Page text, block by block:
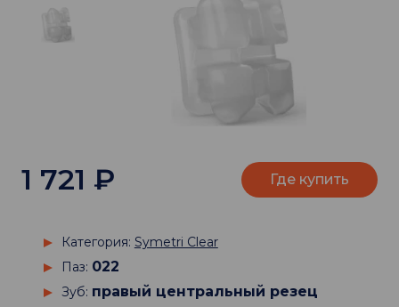
Категория: Symetri Clear
Паз: 022
Зуб: правый центральный резец
1 721 ₽ Где купить